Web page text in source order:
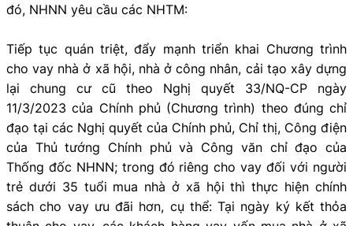
đó, NHNN yêu cầu các NHTM:
Tiếp tục quán triệt, đẩy mạnh triển khai Chương trình
cho vay nhà ở xã hội, nhà ở công nhân, cải tạo xây dựng
lại chung cư cũ theo Nghị quyết 33/NQ-CP ngày
11/3/2023 của Chính phủ (Chương trình) theo đúng chỉ
đạo tại các Nghị quyết của Chính phủ, Chỉ thị, Công điện
của Thủ tướng Chính phủ và Công văn chỉ đạo của
Thống đốc NHNN; trong đó riêng cho vay đối với người
trẻ dưới 35 tuổi mua nhà ở xã hội thì thực hiện chính
sách cho vay ưu đãi hơn, cụ thể: Tại ngày ký kết thỏa